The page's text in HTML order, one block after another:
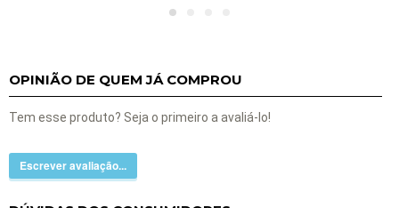
OPINIÃO DE QUEM JÁ COMPROU
Tem esse produto? Seja o primeiro a avaliá-lo!
Escrever avaliação...